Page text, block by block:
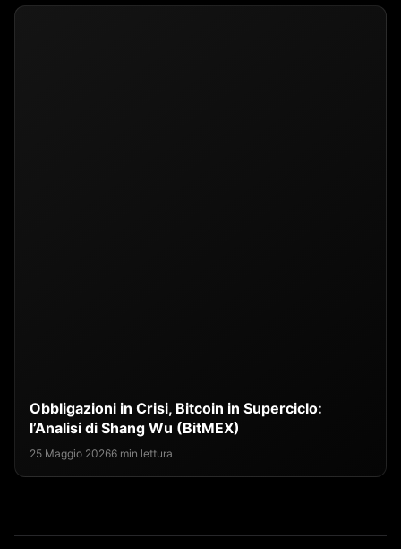
Obbligazioni in Crisi, Bitcoin in Superciclo:
l’Analisi di Shang Wu (BitMEX)
25 Maggio 20266 min lettura